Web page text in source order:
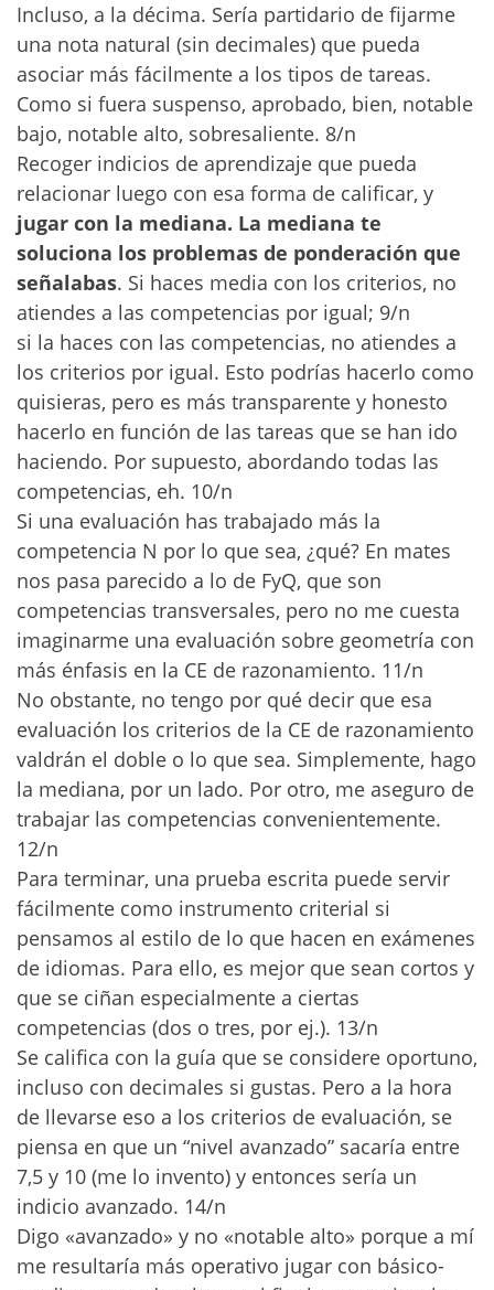
Incluso, a la décima. Sería partidario de fijarme
una nota natural (sin decimales) que pueda
asociar más fácilmente a los tipos de tareas.
Como si fuera suspenso, aprobado, bien, notable
bajo, notable alto, sobresaliente. 8/n
Recoger indicios de aprendizaje que pueda
relacionar luego con esa forma de calificar, y
jugar con la mediana. La mediana te
soluciona los problemas de ponderación que
señalabas. Si haces media con los criterios, no
atiendes a las competencias por igual; 9/n
si la haces con las competencias, no atiendes a
los criterios por igual. Esto podrías hacerlo como
quisieras, pero es más transparente y honesto
hacerlo en función de las tareas que se han ido
haciendo. Por supuesto, abordando todas las
competencias, eh. 10/n
Si una evaluación has trabajado más la
competencia N por lo que sea, ¿qué? En mates
nos pasa parecido a lo de FyQ, que son
competencias transversales, pero no me cuesta
imaginarme una evaluación sobre geometría con
más énfasis en la CE de razonamiento. 11/n
No obstante, no tengo por qué decir que esa
evaluación los criterios de la CE de razonamiento
valdrán el doble o lo que sea. Simplemente, hago
la mediana, por un lado. Por otro, me aseguro de
trabajar las competencias convenientemente.
12/n
Para terminar, una prueba escrita puede servir
fácilmente como instrumento criterial si
pensamos al estilo de lo que hacen en exámenes
de idiomas. Para ello, es mejor que sean cortos y
que se ciñan especialmente a ciertas
competencias (dos o tres, por ej.). 13/n
Se califica con la guía que se considere oportuno,
incluso con decimales si gustas. Pero a la hora
de llevarse eso a los criterios de evaluación, se
piensa en que un “nivel avanzado” sacaría entre
7,5 y 10 (me lo invento) y entonces sería un
indicio avanzado. 14/n
Digo «avanzado» y no «notable alto» porque a mí
me resultaría más operativo jugar con básico-